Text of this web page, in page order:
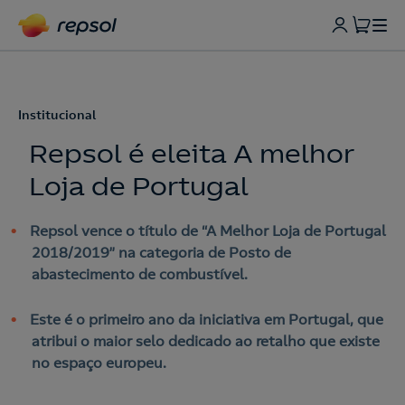
Institucional
Repsol é eleita A melhor
Loja de Portugal
Repsol vence o título de “A Melhor Loja de Portugal
2018/2019” na categoria de Posto de
abastecimento de combustível.
Este é o primeiro ano da iniciativa em Portugal, que
atribui o maior selo dedicado ao retalho que existe
no espaço europeu.